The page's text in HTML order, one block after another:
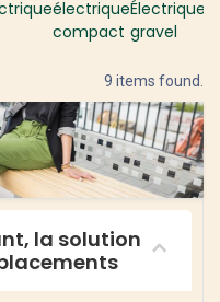
électrique
compact
Électrique
gravel
9 items found.
la solution